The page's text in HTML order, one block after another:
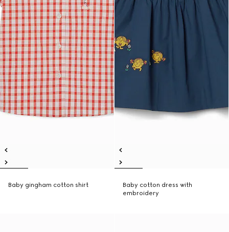
Baby gingham cotton shirt
Baby cotton dress with
embroidery